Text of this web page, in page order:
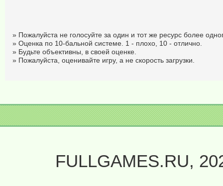
» Пожалуйста не голосуйте за один и тот же ресурс более
» Оценка по 10-бальной системе. 1 - плохо, 10 - отлично.
» Будьте объективны, в своей оценке.
» Пожалуйста, оценивайте игру, а не скорость загрузки.
FULLGAMES.RU,